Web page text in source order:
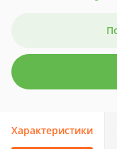
Характеристики